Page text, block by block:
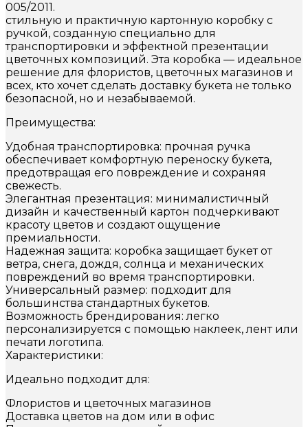
005/2011.
стильную и практичную картонную коробку с
ручкой, созданную специально для
транспортировки и эффектной презентации
цветочных композиций. Эта коробка — идеальное
решение для флористов, цветочных магазинов и
всех, кто хочет сделать доставку букета не только
безопасной, но и незабываемой.
Преимущества:
Удобная транспортировка: прочная ручка
обеспечивает комфортную переноску букета,
предотвращая его повреждение и сохраняя
свежесть.
Элегантная презентация: минималистичный
дизайн и качественный картон подчеркивают
красоту цветов и создают ощущение
премиальности.
Надежная защита: коробка защищает букет от
ветра, снега, дождя, солнца и механических
повреждений во время транспортировки.
Универсальный размер: подходит для
большинства стандартных букетов.
Возможность брендирования: легко
персонализируется с помощью наклеек, лент или
печати логотипа.
Характеристики:
Идеально подходит для:
Флористов и цветочных магазинов
Доставка цветов на дом или в офис